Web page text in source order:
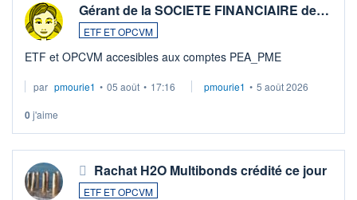
Gérant de la SOCIETE FINANCIAIRE de…
ETF ET OPCVM
ETF et OPCVM accesibles aux comptes PEA_PME
par pmourie1 • 05 août • 17:16 pmourie1 • 5 août 2026
0j'aime
Rachat H2O Multibonds crédité ce jour
ETF ET OPCVM